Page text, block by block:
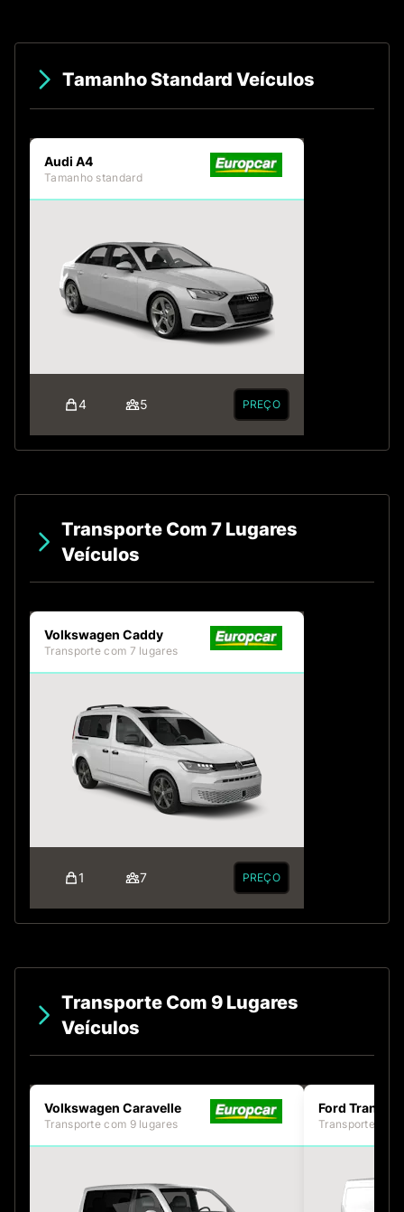
Tamanho Standard Veículos
Audi A4
Tamanho standard
4 5 PREÇO
Transporte Com 7 Lugares
Veículos
Volkswagen Caddy
Transporte com 7 lugares
1 7 PREÇO
Transporte Com 9 Lugares
Veículos
Volkswagen Caravelle
Transporte com 9 lugares
Ford Transit
Transporte com